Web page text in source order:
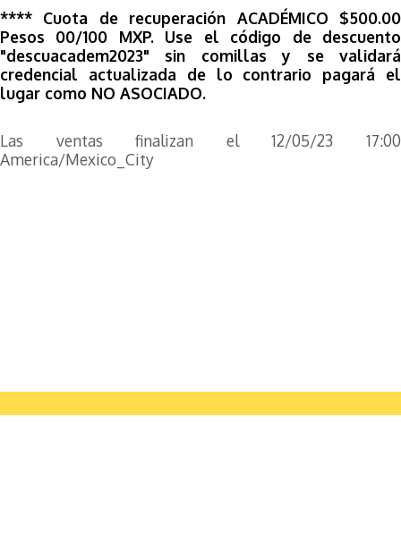
**** Cuota de recuperación ACADÉMICO $500.00
Pesos 00/100 MXP. Use el código de descuento
"descuacadem2023" sin comillas y se validará
credencial actualizada de lo contrario pagará el
lugar como NO ASOCIADO.
Las ventas finalizan el 12/05/23 17:00
America/Mexico_City